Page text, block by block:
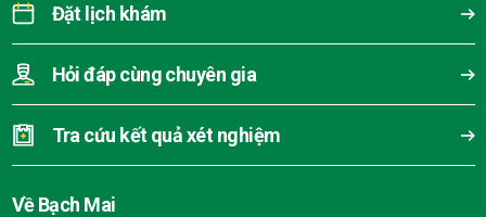
Đặt lịch khám
Hỏi đáp cùng chuyên gia
Tra cứu kết quả xét nghiệm
Về Bạch Mai